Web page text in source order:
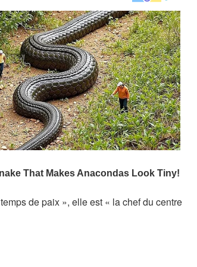
de paix », elle est « la chef du centre